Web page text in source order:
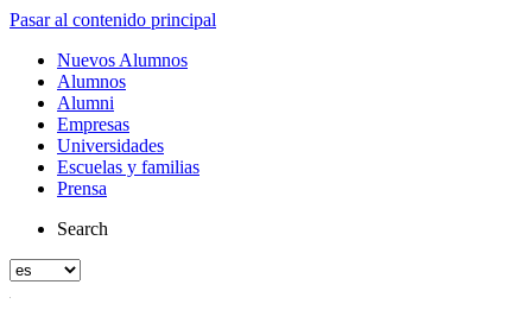
Pasar al contenido principal
Nuevos Alumnos
Alumnos
Alumni
Empresas
Universidades
Escuelas y familias
Prensa
Search